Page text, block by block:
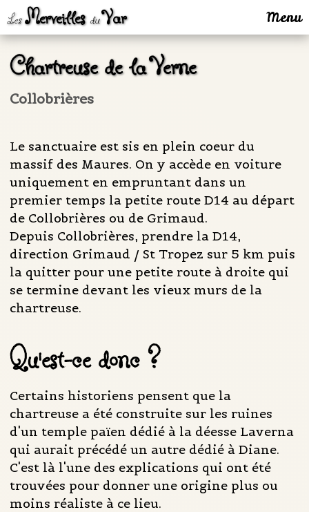
LesMerveillesduVar Menu
Chartreuse de la Verne
Collobrières
Le sanctuaire est sis en plein coeur du
massif des Maures. On y accède en voiture
uniquement en empruntant dans un
premier temps la petite route D14 au départ
de Collobrières ou de Grimaud.
Depuis Collobrières, prendre la D14,
direction Grimaud / St Tropez sur 5 km puis
la quitter pour une petite route à droite qui
se termine devant les vieux murs de la
chartreuse.
Qu'est-ce donc ?
Certains historiens pensent que la
chartreuse a été construite sur les ruines
d'un temple païen dédié à la déesse Laverna
qui aurait précédé un autre dédié à Diane.
C'est là l'une des explications qui ont été
trouvées pour donner une origine plus ou
moins réaliste à ce lieu.